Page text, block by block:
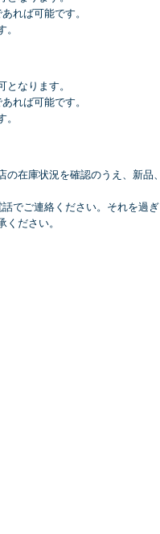
れば可能です。
。
なります。
れば可能です。
。
の在庫状況を確認のうえ、新品
でご連絡ください。それを過
ください。